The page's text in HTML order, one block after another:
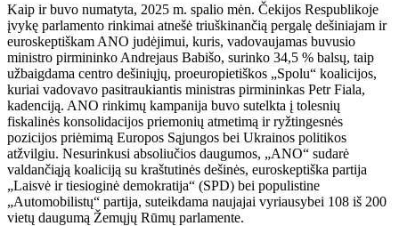
Kaip ir buvo numatyta, 2025 m. spalio mėn. Čekijos Respublikoje
įvykę parlamento rinkimai atnešė triuškinančią pergalę dešiniajam ir
euroskeptiškam ANO judėjimui, kuris, vadovaujamas buvusio
ministro pirmininko Andrejaus Babišo, surinko 34,5 % balsų, taip
užbaigdama centro dešiniųjų, proeuropietiškos „Spolu“ koalicijos,
kuriai vadovavo pasitraukiantis ministras pirmininkas Petr Fiala,
kadenciją. ANO rinkimų kampanija buvo sutelkta į tolesnių
fiskalinės konsolidacijos priemonių atmetimą ir ryžtingesnės
pozicijos priėmimą Europos Sąjungos bei Ukrainos politikos
atžvilgiu. Nesurinkusi absoliučios daugumos, „ANO“ sudarė
valdančiąją koaliciją su kraštutinės dešinės, euroskeptiška partija
„Laisvė ir tiesioginė demokratija“ (SPD) bei populistine
„Automobilistų“ partija, suteikdama naujajai vyriausybei 108 iš 200
vietų daugumą Žemųjų Rūmų parlamente.